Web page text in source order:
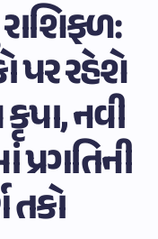
પર રહેશે
નવી
પ્રગતિની